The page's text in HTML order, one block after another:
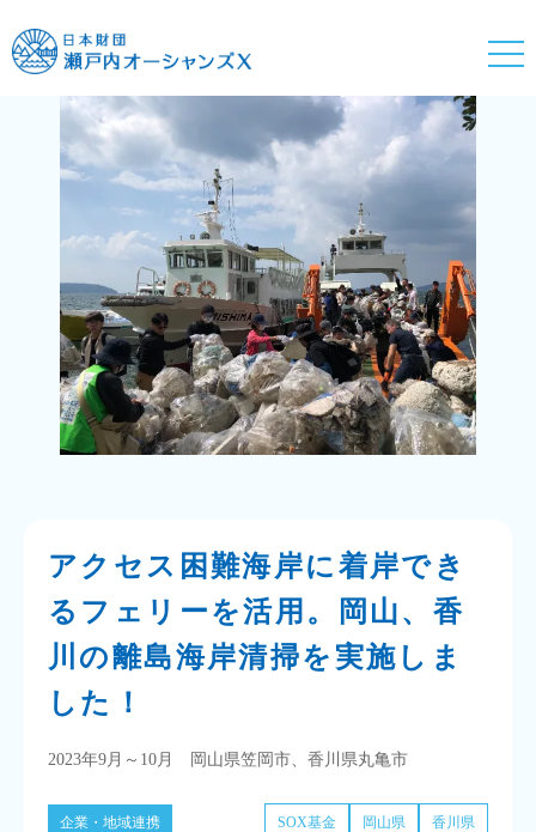
アクセス困難海岸に着岸でき
るフェリーを活用。岡山、香
川の離島海岸清掃を実施しま
した！
2023年9月～10月 岡山県笠岡市、香川県丸亀市
企業・地域連携 香川県
岡山県
SOX基金